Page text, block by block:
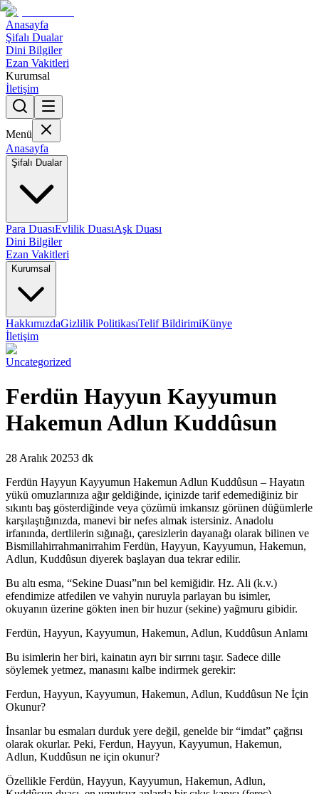
Anasayfa
Şifalı Dualar
Dini Bilgiler
Ezan Vakitleri
Kurumsal
İletişim
Menü
Anasayfa
Şifalı Dualar
Para DuasıEvlilik DuasıAşk Duası
Dini Bilgiler
Ezan Vakitleri
Kurumsal
HakkımızdaGizlilik PolitikasıTelif BildirimiKünye
İletişim
Uncategorized
Ferdün Hayyun Kayyumun
Hakemun Adlun Kuddûsun
28 Aralık 20253 dk
Ferdün Hayyun Kayyumun Hakemun Adlun Kuddûsun – Hayatın
yükü omuzlarınıza ağır geldiğinde, içinizde tarif edemediğiniz bir
sıkıntı baş gösterdiğinde veya çözümü imkansız görünen düğümlerle
karşılaştığınızda, manevi bir nefes almak istersiniz. Anadolu
irfanında, dertlilerin sığınağı, çaresizlerin dayanağı olarak bilinen ve
Bismillahirrahmanirrahim Ferdün, Hayyun, Kayyumun, Hakemun,
Adlun, Kuddûsun diyerek başlayan dua tekrar edilir.
Bu altı esma, “Sekine Duası”nın bel kemiğidir. Hz. Ali (k.v.)
efendimize atfedilen ve vahyin nuruyla parlayan bu isimler,
okuyanın üzerine gökten inen bir huzur (sekine) yağmuru gibidir.
Ferdün, Hayyun, Kayyumun, Hakemun, Adlun, Kuddûsun Anlamı
Bu isimlerin her biri, kainatın ayrı bir sırrını taşır. Sadece dille
söylemek yetmez, manasını kalbe indirmek gerekir:
Ferdun, Hayyun, Kayyumun, Hakemun, Adlun, Kuddûsun Ne İçin
Okunur?
İnsanlar bu esmaları durduk yere değil, genelde bir “imdat” çağrısı
olarak okurlar. Peki, Ferdun, Hayyun, Kayyumun, Hakemun,
Adlun, Kuddûsun ne için okunur?
Özellikle Ferdün, Hayyun, Kayyumun, Hakemun, Adlun,